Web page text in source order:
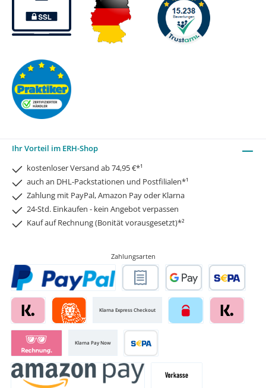
Ihr Vorteil im ERH-Shop
kostenloser Versand ab 74,95 €*¹
auch an DHL-Packstationen und Postfilialen*¹
Zahlung mit PayPal, Amazon Pay oder Klarna
24-Std. Einkaufen - kein Angebot verpassen
Kauf auf Rechnung (Bonität vorausgesetzt)*²
Zahlungsarten
Klarna Express Checkout
Klarna Pay Now